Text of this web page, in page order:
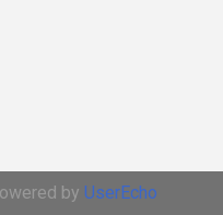
by UserEcho